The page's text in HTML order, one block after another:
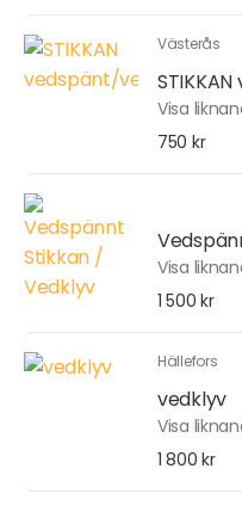
Västerås
Visa
750 kr
Visa
1 500 kr
Hällefors
vedklyv
Visa
1 800 kr